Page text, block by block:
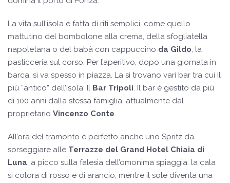
La vita sull’isola è fatta di riti semplici, come quello
mattutino del bombolone alla crema, della sfogliatella
napoletana o del babà con cappuccino da Gildo, la
pasticceria sul corso. Per l’aperitivo, dopo una giornata in
barca, si va spesso in piazza. La si trovano vari bar tra cui il
più “antico” dell’isola: Il Bar Tripoli. Il bar è gestito da più
di 100 anni dalla stessa famiglia, attualmente dal
proprietario Vincenzo Conte.
All’ora del tramonto è perfetto anche uno Spritz da
sorseggiare alle Terrazze del Grand Hotel Chiaia di
Luna, a picco sulla falesia dell’omonima spiaggia: la cala
si colora di rosso e di arancio, mentre il sole diventa una